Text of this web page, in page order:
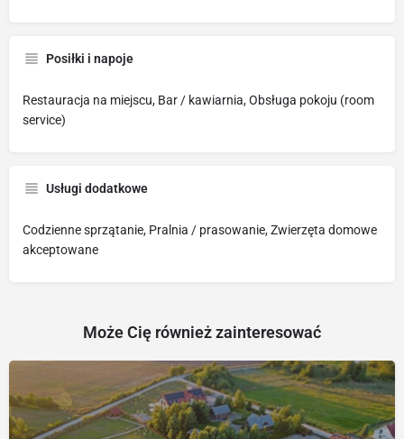
Posiłki i napoje
Restauracja na miejscu, Bar / kawiarnia, Obsługa pokoju (room
service)
Usługi dodatkowe
Codzienne sprzątanie, Pralnia / prasowanie, Zwierzęta domowe
akceptowane
Może Cię również zainteresować